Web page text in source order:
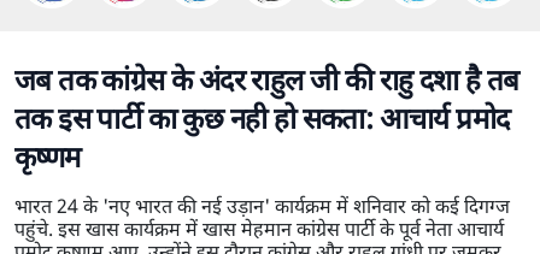
जब तक कांग्रेस के अंदर राहुल जी की राहु दशा है तब
तक इस पार्टी का कुछ नही हो सकता: आचार्य प्रमोद
कृष्णम
भारत 24 के 'नए भारत की नई उड़ान' कार्यक्रम में शनिवार को कई दिगग्ज
पहुंचे. इस खास कार्यक्रम में खास मेहमान कांग्रेस पार्टी के पूर्व नेता आचार्य